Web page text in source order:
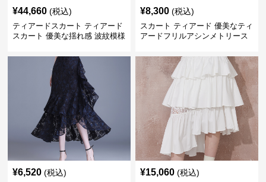
¥44,660 (税込)
ティアードスカート ティアード
スカート 優美な揺れ感 波紋模様
¥8,300 (税込)
スカート ティアード 優美なティ
アードフリルアシンメトリース
¥6,520 (税込) ¥15,060 (税込)